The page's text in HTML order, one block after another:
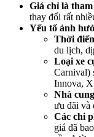
Giá chỉ là
thay đổi rất
Yếu tố ảnh
Thời
du lịch,
Loại xe
Carnival)
Innova,
Nhà
ưu đãi và
Các chi
giá đã